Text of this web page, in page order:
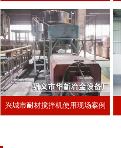
兴城市耐材搅拌机使用现场案例